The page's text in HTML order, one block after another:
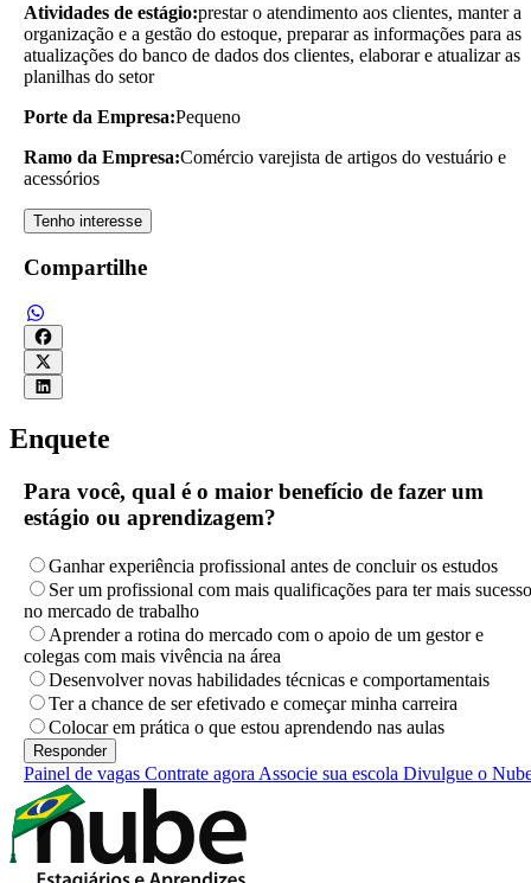
Atividades de estágio:prestar o atendimento aos clientes, manter a
organização e a gestão do estoque, preparar as informações para as
atualizações do banco de dados dos clientes, elaborar e atualizar as
planilhas do setor
Porte da Empresa:Pequeno
Ramo da Empresa:Comércio varejista de artigos do vestuário e
acessórios
Tenho interesse
Compartilhe
Enquete
Para você, qual é o maior benefício de fazer um
estágio ou aprendizagem?
Ganhar experiência profissional antes de concluir os estudos
Ser um profissional com mais qualificações para ter mais sucesso
no mercado de trabalho
Aprender a rotina do mercado com o apoio de um gestor e
colegas com mais vivência na área
Desenvolver novas habilidades técnicas e comportamentais
Ter a chance de ser efetivado e começar minha carreira
Colocar em prática o que estou aprendendo nas aulas
Painel de vagas Contrate agora Associe sua escola Divulgue o